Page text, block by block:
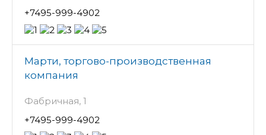
+7495-999-4902
Марти, торгово-производственная
компания
Фабричная, 1
+7495-999-4902